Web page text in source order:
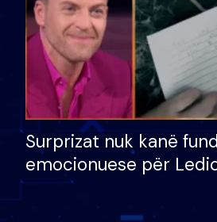
Surprizat nuk kanë
emocionuese për
nëna dhe fëmijët e tij,
nuk i mban dot lotët: